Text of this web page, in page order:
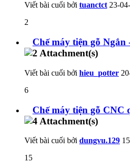
Viết bài cuối bởi tuanctct23-
2
Chế máy tiện gỗ
Viết bài cuối bởi hieu_potter
6
Chế máy tiện gỗ CNC
Viết bài cuối bởi dungvu.129
15